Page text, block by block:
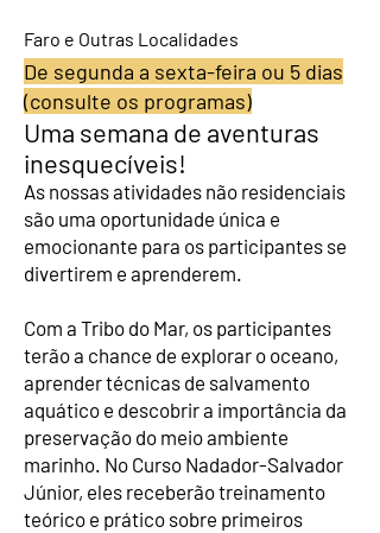
Faro e Outras Localidades
De segunda a sexta-feira ou 5 dias
(consulte os programas)
Uma semana de aventuras
inesquecíveis!
As nossas atividades não residenciais
são uma oportunidade única e
emocionante para os participantes se
divertirem e aprenderem.
Com a Tribo do Mar, os participantes
terão a chance de explorar o oceano,
aprender técnicas de salvamento
aquático e descobrir a importância da
preservação do meio ambiente
marinho. No Curso Nadador-Salvador
Júnior, eles receberão treinamento
teórico e prático sobre primeiros